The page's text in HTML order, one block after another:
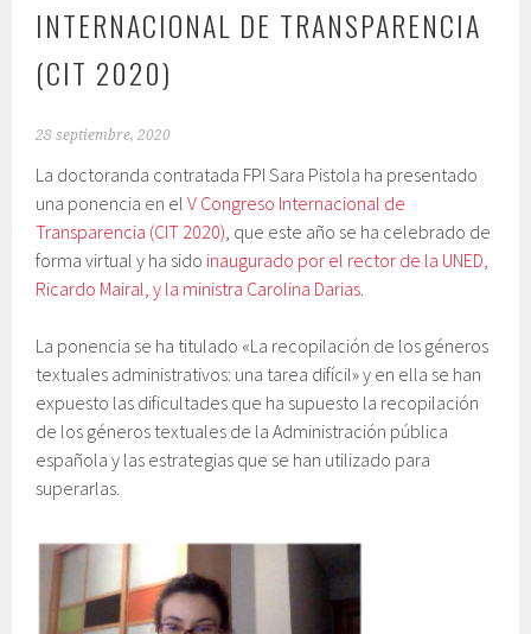
INTERNACIONAL DE TRANSPARENCIA
(CIT 2020)
28 septiembre, 2020
La doctoranda contratada FPI Sara Pistola ha presentado
una ponencia en elV Congreso Internacional de
Transparencia (CIT 2020), que este año se ha celebrado de
forma virtual y ha sido inaugurado por el rector de la UNED,
Ricardo Mairal, y la ministra Carolina Darias.
La ponencia se ha titulado «La recopilación de los géneros
textuales administrativos: una tarea difícil» y en ella se han
expuesto las dificultades que ha supuesto la recopilación
de los géneros textuales de la Administración pública
española y las estrategias que se han utilizado para
superarlas.